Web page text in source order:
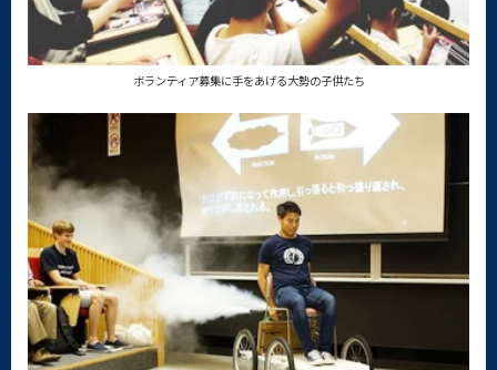
ボランティア募集に手をあげる大勢の子供たち